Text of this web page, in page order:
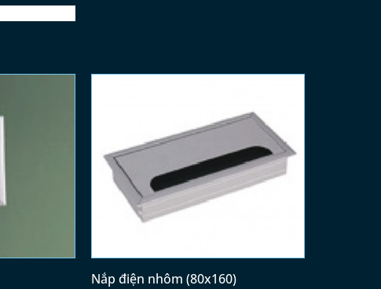
Nắp điện nhôm (80x160)